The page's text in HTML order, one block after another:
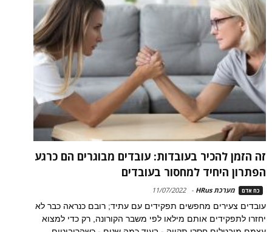
זה הזמן להכיר בעובדות: עובדים מבוגרים הם כרגע
הפתרון היחיד למחסור בעובדים
כח אדם מערכת HRus -
11/07/2022
עובדים צעירים מחפשים תפקידים עם עתיד; רובם כנראה כבר לא
יחזרו לתפקידים אותם מילאו לפי משבר הקורונה, רק כדי למצוא